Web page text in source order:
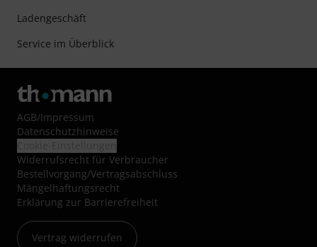
Ladengeschäft
Service im Überblick
AGB/Impressum
Datenschutzhinweise
Widerrufsrecht für Verbraucher
Bestellvorgang/Vertragsabschluss
Mängelhaftungsrecht
Erklärung zur Barrierefreiheit
Vertrag widerrufen